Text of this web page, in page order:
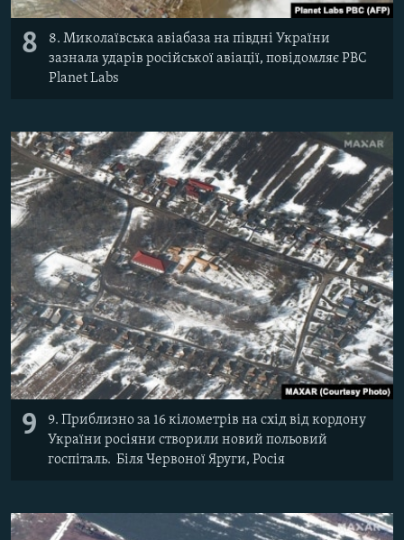
8
8. Миколаївська авіабаза на півдні України
зазнала ударів російської авіації, повідомляє PBC
Planet Labs
9
9. Приблизно за 16 кілометрів на схід від кордону
України росіяни створили новий польовий
госпіталь. Біля Червоної Яруги, Росія